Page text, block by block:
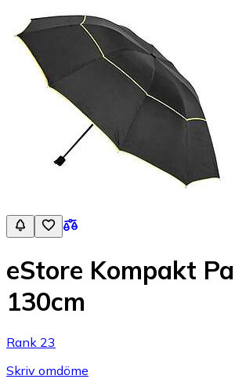
eStore Kompakt
130cm
Rank 23
Skriv omdöme